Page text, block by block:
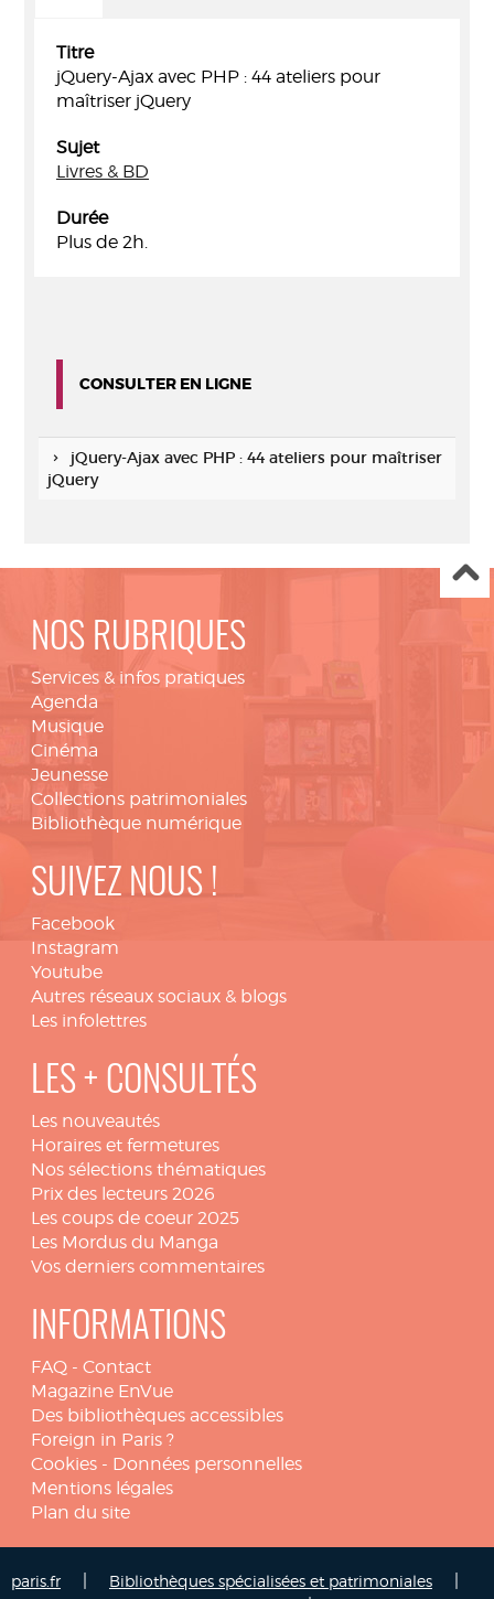
Titre
jQuery-Ajax avec PHP : 44 ateliers pour
maîtriser jQuery
Sujet
Livres & BD
Durée
Plus de 2h.
CONSULTER EN LIGNE
jQuery-Ajax avec PHP : 44 ateliers pour maîtriser
jQuery
NOS RUBRIQUES
Services & infos pratiques
Agenda
Musique
Cinéma
Jeunesse
Collections patrimoniales
Bibliothèque numérique
SUIVEZ NOUS !
Facebook
Instagram
Youtube
Autres réseaux sociaux & blogs
Les infolettres
LES + CONSULTÉS
Les nouveautés
Horaires et fermetures
Nos sélections thématiques
Prix des lecteurs 2026
Les coups de coeur 2025
Les Mordus du Manga
Vos derniers commentaires
INFORMATIONS
FAQ - Contact
Magazine EnVue
Des bibliothèques accessibles
Foreign in Paris ?
Cookies - Données personnelles
Mentions légales
Plan du site
paris.fr Bibliothèques spécialisées et patrimoniales